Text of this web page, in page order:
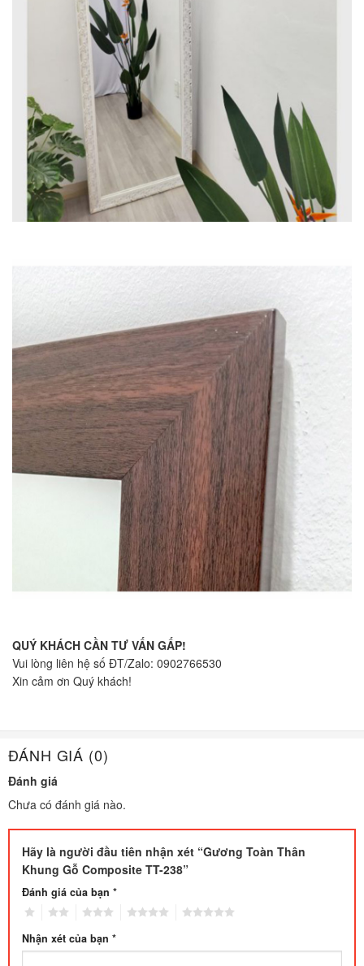
QUÝ KHÁCH CẦN TƯ VẤN GẤP!
Vui lòng liên hệ số ĐT/Zalo: 0902766530
Xin cảm ơn Quý khách!
ĐÁNH GIÁ (0)
Đánh giá
Chưa có đánh giá nào.
Hãy là người đầu tiên nhận xét “Gương Toàn Thân
Khung Gỗ Composite TT-238”
Đánh giá của bạn *
Nhận xét của bạn *